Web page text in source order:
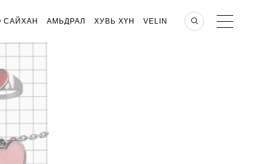
САЙХАН АМЬДРАЛ ХУВЬ ХҮН VELIN